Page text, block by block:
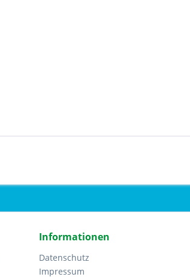
Informationen
Datenschutz
Impressum